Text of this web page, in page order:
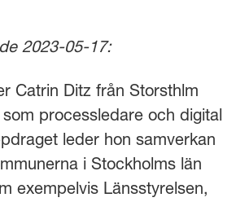
2023-05-17:
Catrin Ditz från Storsthlm
processledare och digital
leder hon samverkan
i Stockholms län
exempelvis Länsstyrelsen,